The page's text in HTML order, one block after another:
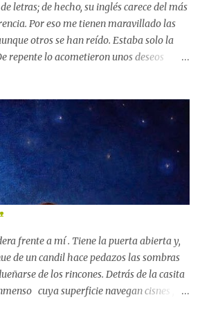
aún nos queda mucho camino por andar y
letras; de hecho, su inglés carece del más
Por eso me tienen maravillado las
otros se han reído. Estaba solo la
repente lo acometieron unos deseos
El 24 de noviembre de 1927 — no sé
— me quedé dormido y tuve un
me ha sido imposible despertar. » Mi
húmedo, pantanoso y cubierto de
y otoñal, con un abrupto acantilado de
al norte. Impulsado por una vaga
grieta o hendidura de dicho precipicio,
de numerosas madrigueras que se
de la meseta rocosa. »En varios
frente a mí . Tiene la puerta abierta y,
de un candil hace pedazos las sombras
de los rincones. Detrás de la casita
cuya superficie navegan cisnes ,